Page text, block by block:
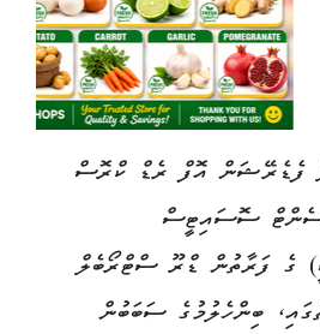
ފެޑެރޭޝަން އޮފް ރެޑް ކްރޮސް
ސޮސައިޓީސް
ގެ ފަރާތުން ޑްރޫ ސްޓްރޯބެލް
ބިންހެލުމުގެ ސަބަބުން